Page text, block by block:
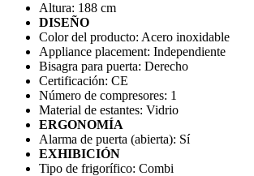
Altura: 188 cm
DISEÑO
Color del producto: Acero inoxidable
Appliance placement: Independiente
Bisagra para puerta: Derecho
Certificación: CE
Número de compresores: 1
Material de estantes: Vidrio
ERGONOMÍA
Alarma de puerta (abierta): Sí
EXHIBICIÓN
Tipo de frigorífico: Combi